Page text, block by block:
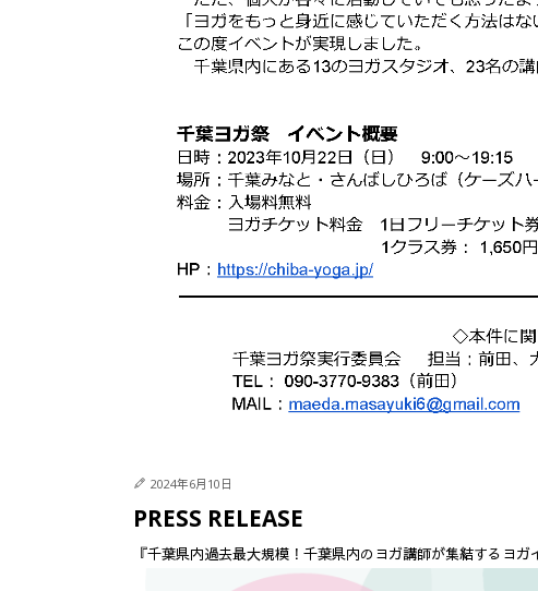
2024年6月10日
PRESS RELEASE
『千葉県内過去最大規模！千葉県内のヨガ講師が集結するヨ